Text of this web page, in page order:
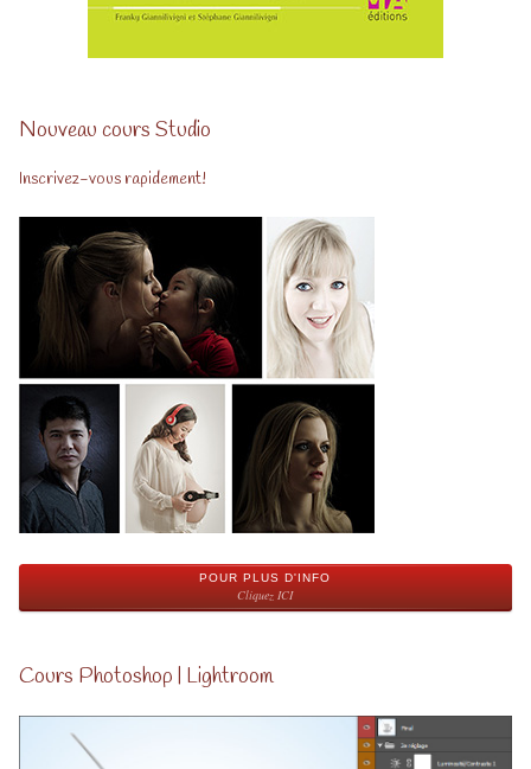
Nouveau cours Studio
Inscrivez-vous rapidement!
POUR PLUS D'INFO
Cliquez ICI
Cours Photoshop | Lightroom